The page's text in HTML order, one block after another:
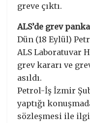
greve çıktı.
ALS’de grev
Dün (18 Eylül)
ALS Laboratuvar
grev kararı ve
asıldı.
Petrol-İş İzmir
yaptığı
sözleşmesi ile